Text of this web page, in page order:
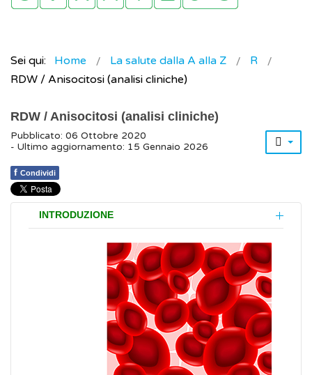
Sei qui: Home La salute dalla A alla Z
R
RDW / Anisocitosi (analisi cliniche)
RDW / Anisocitosi (analisi cliniche)
Pubblicato: 06 Ottobre 2020
- Ultimo aggiornamento: 15 Gennaio 2026
f Condividi
INTRODUZIONE